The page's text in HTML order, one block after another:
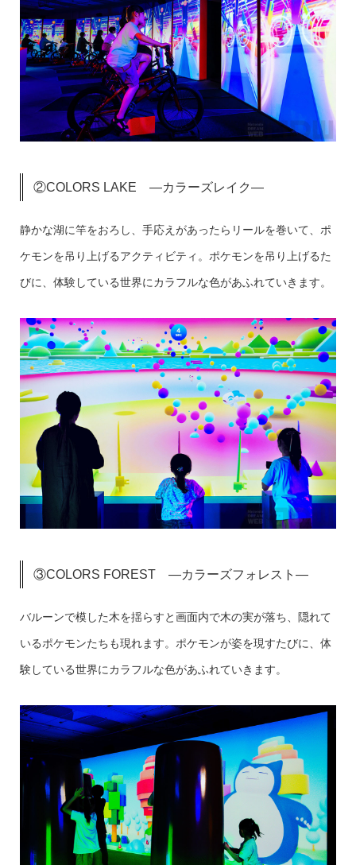
②COLORS LAKE ―カラーズレイク―
静かな湖に竿をおろし、手応えがあったらリールを巻いて、ポ
ケモンを吊り上げるアクティビティ。ポケモンを吊り上げるた
びに、体験している世界にカラフルな色があふれていきます。
③COLORS FOREST ―カラーズフォレスト―
バルーンで模した木を揺らすと画面内で木の実が落ち、隠れて
いるポケモンたちも現れます。ポケモンが姿を現すたびに、体
験している世界にカラフルな色があふれていきます。